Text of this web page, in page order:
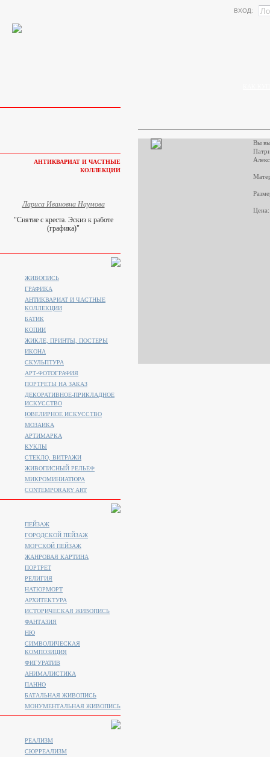
ВХОД:
Вы
АНТИКВАРИАТ И ЧАСТНЫЕ
КОЛЛЕКЦИИ
Лариса Ивановна Наумова
"Снятие с креста. Эскиз к работе
(графика)"
ЖИВОПИСЬ
ГРАФИКА
АНТИКВАРИАТ И ЧАСТНЫЕ
КОЛЛЕКЦИИ
БАТИК
КОПИИ
ЖИКЛЕ, ПРИНТЫ, ПОСТЕРЫ
ИКОНА
СКУЛЬПТУРА
АРТ-ФОТОГРАФИЯ
ПОРТРЕТЫ НА ЗАКАЗ
ДЕКОРАТИВНОЕ-ПРИКЛАДНОЕ
ИСКУССТВО
ЮВЕЛИРНОЕ ИСКУССТВО
МОЗАИКА
АРТИМАРКА
КУКЛЫ
СТЕКЛО, ВИТРАЖИ
ЖИВОПИСНЫЙ РЕЛЬЕФ
МИКРОМИНИАТЮРА
CONTEMPORARY ART
ПЕЙЗАЖ
ГОРОДСКОЙ ПЕЙЗАЖ
МОРСКОЙ ПЕЙЗАЖ
ЖАНРОВАЯ КАРТИНА
ПОРТРЕТ
РЕЛИГИЯ
НАТЮРМОРТ
АРХИТЕКТУРА
ИСТОРИЧЕСКАЯ ЖИВОПИСЬ
ФАНТАЗИЯ
НЮ
СИМВОЛИЧЕСКАЯ
КОМПОЗИЦИЯ
ФИГУРАТИВ
АНИМАЛИСТИКA
ПАННО
БАТАЛЬНАЯ ЖИВОПИСЬ
МОНУМЕНТАЛЬНАЯ ЖИВОПИСЬ
РЕАЛИЗМ
СЮРРЕАЛИЗМ